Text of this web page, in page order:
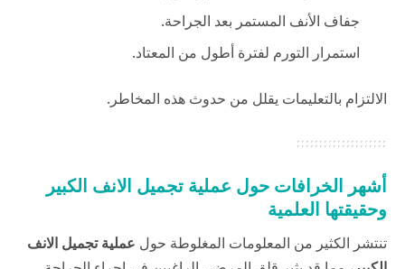
جفاف الأنف المستمر بعد الجراحة.
استمرار التورم لفترة أطول من المعتاد.
الالتزام بالتعليمات يقلل من حدوث هذه المخاطر.
أشهر الخرافات حول عملية تجميل الانف الكبير
وحقيقتها العلمية
تنتشر الكثير من المعلومات المغلوطة حول عملية تجميل الانف